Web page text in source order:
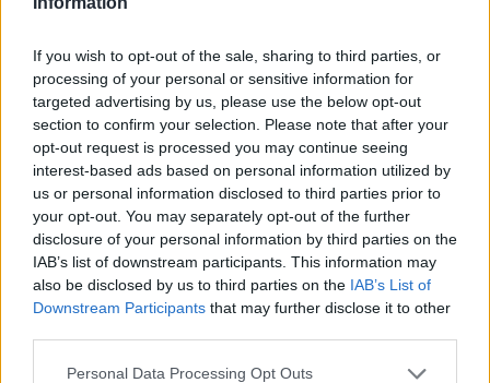
If you wish to opt-out of the sale, sharing to third parties, or
processing of your personal or sensitive information for
targeted advertising by us, please use the below opt-out
section to confirm your selection. Please note that after your
opt-out request is processed you may continue seeing
interest-based ads based on personal information utilized by
us or personal information disclosed to third parties prior to
your opt-out. You may separately opt-out of the further
disclosure of your personal information by third parties on the
IAB’s list of downstream participants. This information may
also be disclosed by us to third parties on the IAB’s List of
Downstream Participants that may further disclose it to other
Personal Data Processing Opt Outs